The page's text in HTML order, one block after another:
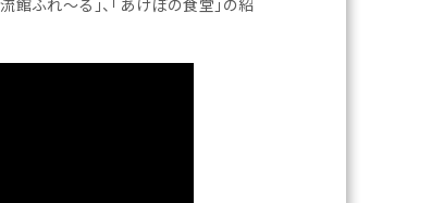
館ふれ～る」、「あけぼの食堂」の紹